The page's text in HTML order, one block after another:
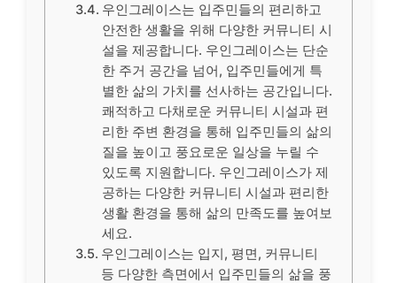
우인그레이스는 입주민들의 편리하고
안전한 생활을 위해 다양한 커뮤니티 시
설을 제공합니다. 우인그레이스는 단순
한 주거 공간을 넘어, 입주민들에게 특
별한 삶의 가치를 선사하는 공간입니다.
쾌적하고 다채로운 커뮤니티 시설과 편
리한 주변 환경을 통해 입주민들의 삶의
질을 높이고 풍요로운 일상을 누릴 수
있도록 지원합니다. 우인그레이스가 제
공하는 다양한 커뮤니티 시설과 편리한
생활 환경을 통해 삶의 만족도를 높여보
세요.
우인그레이스는 입지, 평면, 커뮤니티
등 다양한 측면에서 입주민들의 삶을 풍